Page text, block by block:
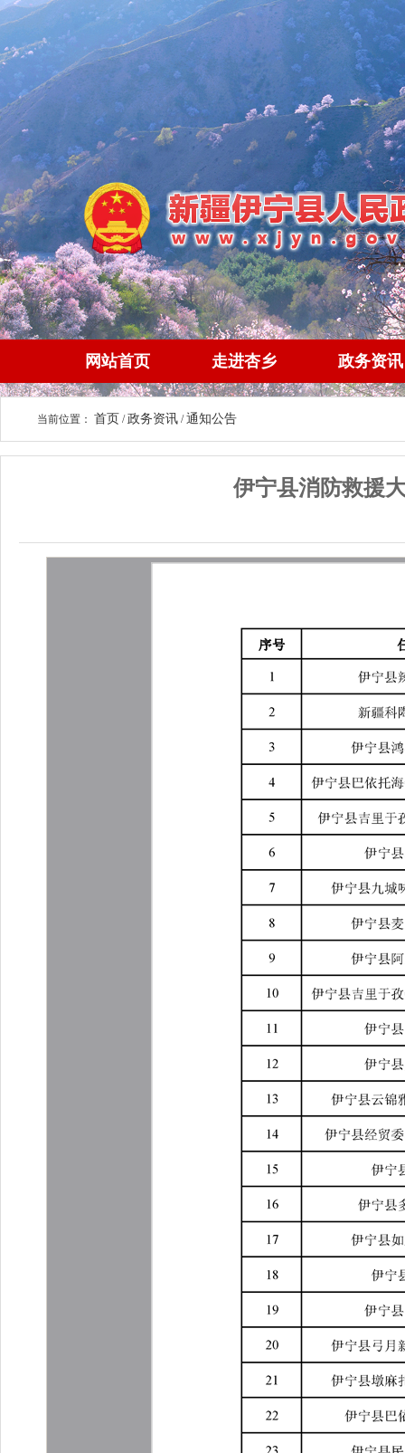
网站首页 走进杏乡 政务资讯
当前位置： 首页 /政务资讯 /通知公告
伊宁县消防救援